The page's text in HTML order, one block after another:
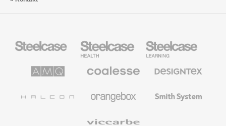
Büromöbel
Health
Education
Möbel
Solutions
Büromöbel
Textilien
System